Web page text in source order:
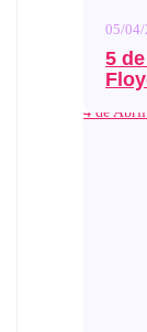
05/
5
4 de